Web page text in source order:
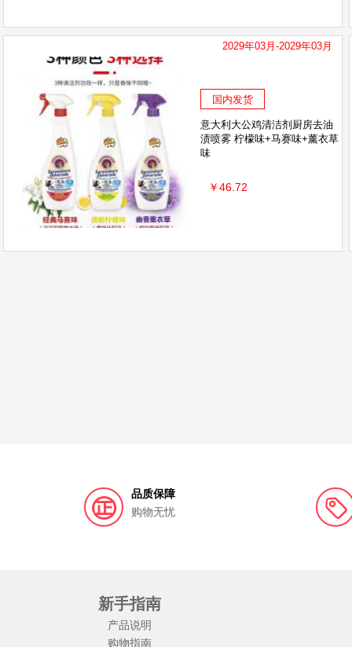
2029年03月-2029年03月
国内发货
意大利大公鸡清洁剂厨房去油
渍喷雾 柠檬味+马赛味+薰衣草
味
￥46.72
品质保障
购物无忧
新手指南
产品说明
购物指南